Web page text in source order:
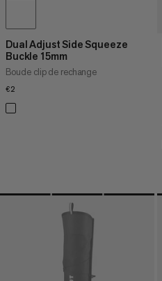
Dual Adjust Side Squeeze
Buckle 15mm
Boucle clip de rechange
€2